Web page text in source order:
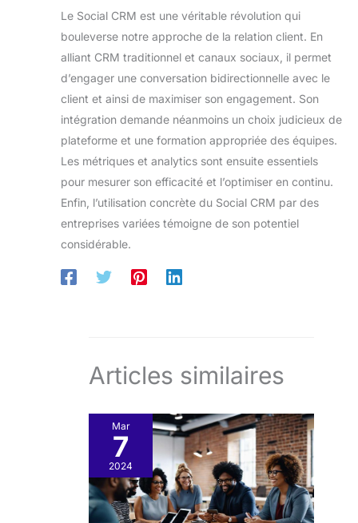
Le Social CRM est une véritable révolution qui
bouleverse notre approche de la relation client. En
alliant CRM traditionnel et canaux sociaux, il permet
d’engager une conversation bidirectionnelle avec le
client et ainsi de maximiser son engagement. Son
intégration demande néanmoins un choix judicieux de
plateforme et une formation appropriée des équipes.
Les métriques et analytics sont ensuite essentiels
pour mesurer son efficacité et l’optimiser en continu.
Enfin, l’utilisation concrète du Social CRM par des
entreprises variées témoigne de son potentiel
considérable.
Articles similaires
Mar
7
2024